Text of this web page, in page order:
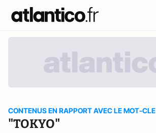
CONTENUS EN RAPPORT AVEC LE MOT-CLE
"TOKYO"